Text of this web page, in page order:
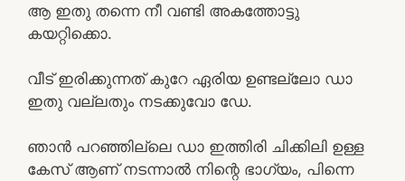
ആ ഇതു തന്നെ നീ വണ്ടി അകത്തോട്ടു
കയറ്റിക്കൊ.
വീട് ഇരിക്കുന്നത് കുറേ ഏരിയ ഉണ്ടല്ലോ ഡാ
ഇതു വല്ലതും നടക്കുവോ ഡേ.
ഞാൻ പറഞ്ഞില്ലെ ഡാ ഇത്തിരി ചിക്കിലി ഉള്ള
കേസ് ആണ് നടന്നാൽ നിന്റെ ഭാഗ്യം, പിന്നെ